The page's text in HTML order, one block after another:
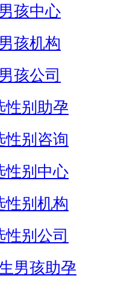
孩中心
孩机构
孩公司
性别助孕
性别咨询
性别中心
性别机构
别公司
男孩助孕